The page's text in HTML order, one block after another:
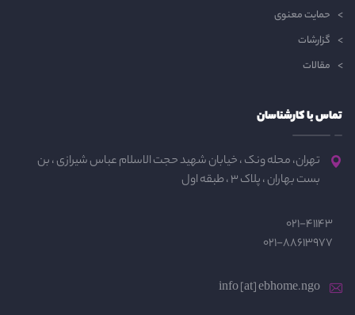
حمایت معنوی
گزارشات
مقالات
تماس با کارشناسان
تهران، محله ونک ، خیابان شهید حجت الاسلام عباس شیرازی ، بن
بست بهاران ، پلاک 3 ، طبقه اول
021-41143
021-88613977
info [at] ebhome.ngo